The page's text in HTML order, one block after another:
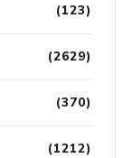
(123)
(2629)
(370)
(1212)